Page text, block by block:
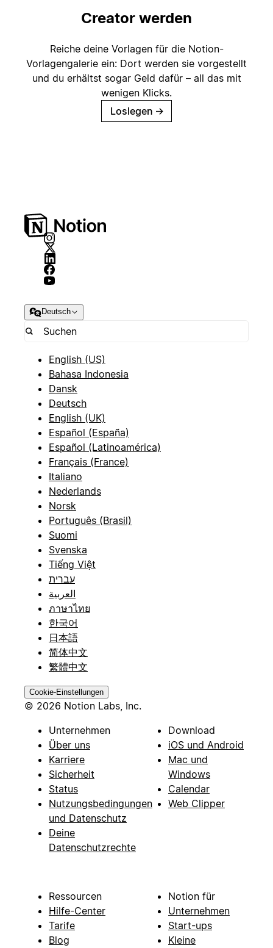
Creator werden
Reiche deine Vorlagen für die Notion-
Vorlagengalerie ein: Dort werden sie vorgestellt
und du erhältst sogar Geld dafür – all das mit
wenigen Klicks.
Loslegen →
Deutsch
English (US)
Bahasa Indonesia
Dansk
Deutsch
English (UK)
Español (España)
Español (Latinoamérica)
Français (France)
Italiano
Nederlands
Norsk
Português (Brasil)
Suomi
Svenska
Tiếng Việt
עברית
العربية
ภาษาไทย
한국어
日本語
简体中文
繁體中文
Cookie-Einstellungen
© 2026 Notion Labs, Inc.
Unternehmen
Über uns
Karriere
Sicherheit
Status
Nutzungsbedingungen
und Datenschutz
Deine
Datenschutzrechte
Download
iOS und Android
Mac und
Windows
Calendar
Web Clipper
Ressourcen
Hilfe-Center
Tarife
Blog
Notion für
Unternehmen
Start-ups
Kleine